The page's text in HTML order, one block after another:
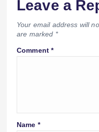
Leave a
Your email address will
are marked *
Comment*
Name *